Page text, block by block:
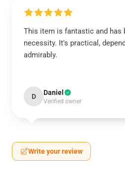
This item is fantastic and has
necessity. It's practical,
admirably.
D Daniel
Verified owner
Write your review